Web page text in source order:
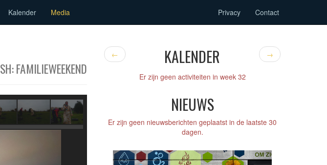
Kalender Media Privacy Contact
SH: FAMILIEWEEKEND
← KALENDER →
Er zijn geen activiteiten in week 32
NIEUWS
Er zijn geen nieuwsberichten geplaatst in de laatste 30
dagen.